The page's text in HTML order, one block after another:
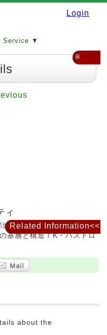
Login
Service ▼
≡
ィ
城 [ほか] 訳. -- 東海大学出
基層と構造 / K・ハストロ
about the
Related Information<<